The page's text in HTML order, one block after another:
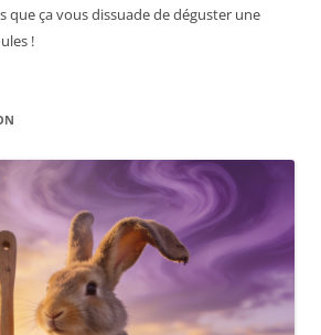
que ça vous dissuade de déguster une
!